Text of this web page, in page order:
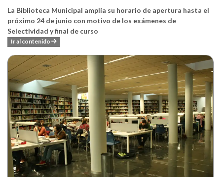
La Biblioteca Municipal amplía su horario de apertura hasta el
próximo 24 de junio con motivo de los exámenes de
Selectividad y final de curso
Ir al contenido